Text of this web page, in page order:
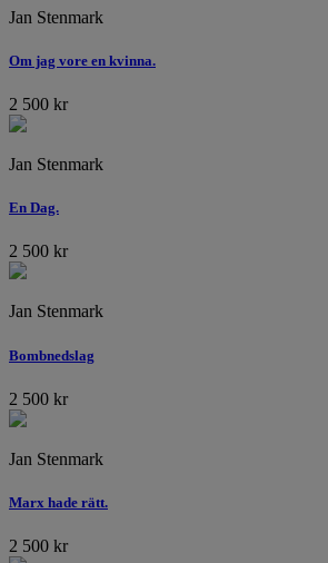
Jan Stenmark
Om jag vore en kvinna.
2 500 kr
Jan Stenmark
En Dag.
2 500 kr
Jan Stenmark
Bombnedslag
2 500 kr
Jan Stenmark
Marx hade rätt.
2 500 kr